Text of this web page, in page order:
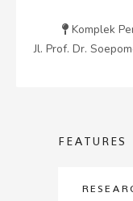
Komplek
Jl. Prof. Dr.
FEATURES